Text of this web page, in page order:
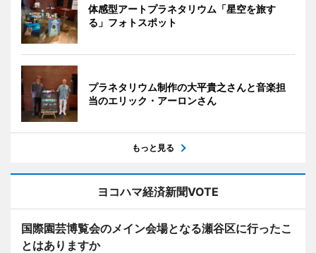
体感型アートプラネタリウム「星空を旅す
る」フォトスポット
プラネタリウム制作の大平貴之さんと音楽担
当のエリック・アーロンさん
もっと見る
ヨコハマ経済新聞VOTE
国際園芸博覧会のメイン会場となる瀬谷区に行ったこ
とはありますか